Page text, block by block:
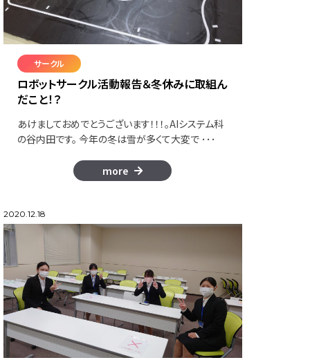
サークル
ロボットサークル活動報告＆冬休みに取組ん
だこと！？
あけましておめでとうございます！！！。AIシステム科
の谷内田です。 今年の冬は雪が多くて大変で ･･･
more
2020.12.18